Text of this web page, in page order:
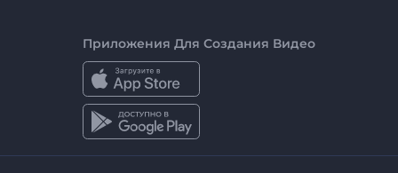
Приложения Для Создания Видео